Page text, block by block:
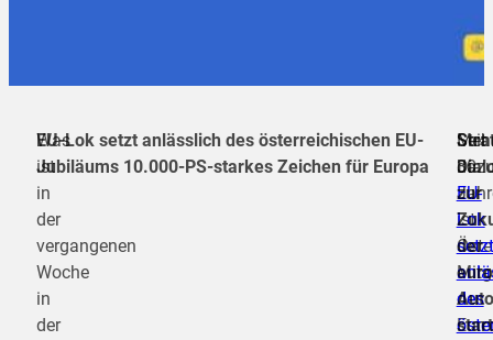
Was
ist
in
der
vergangenen
Woche
in
der
EU-Lok setzt anlässlich des österreichischen EU-
Jubiläums 10.000-PS-starkes Zeichen für Europa
Seit
30
ist
der
EU-
Lok
setzt
des
zur
der